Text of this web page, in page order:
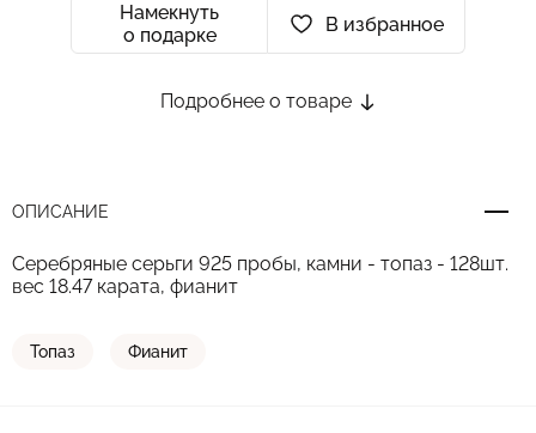
Намекнуть
о подарке
В избранное
Подробнее о товаре
ОПИСАНИЕ
Серебряные серьги 925 пробы, камни - топаз - 128шт.
вес 18.47 карата, фианит
Топаз Фианит